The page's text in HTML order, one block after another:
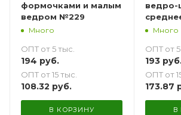
формочками и малым
ведром №229
Много
ОПТ от 5 тыс.
194 руб.
ОПТ от 15 тыс.
108.32 руб.
В КОРЗИНУ
ведро-
N3
Много
ОПТ от 5
193
ОПТ от
173.87
В